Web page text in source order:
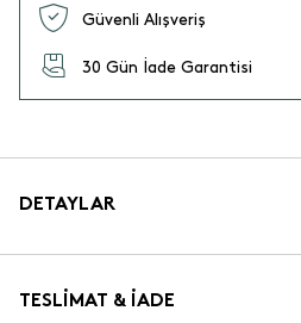
Güvenli Alışveriş
30 Gün İade Garantisi
DETAYLAR
TESLIMAT & İADE